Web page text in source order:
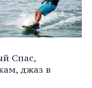
Спас,
джаз в